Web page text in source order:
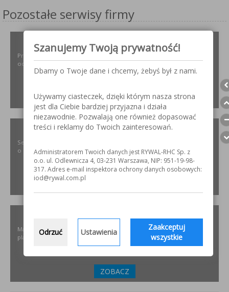
Pozostałe serwisy firmy
Projektowanie i dobór, montaż, serwis instalacji i urządzeń
odpylających dla różnych gałęzi przemysłu.
ZOBACZ
SZLIFOWANIE.INFO
Serwis internetowy poświęcony obróbce stali nierdzewnej. Wszystko
o materiałach, urządzeniach i technologiach.
Materiały i urządzenia do napawania i regeneracji. Układy
plastyfikujące oraz obróbka CNC.
ZOBACZ
Szanujemy Twoją prywatność!
Dbamy o Twoje dane i chcemy, żebyś był z nami.
Używamy ciasteczek, dzięki którym nasza strona
jest dla Ciebie bardziej przyjazna i działa
niezawodnie. Pozwalają one również dopasować
treści i reklamy do Twoich zainteresowań.
Administratorem Twoich danych jest RYWAL-RHC Sp. z
o.o. ul. Odlewnicza 4, 03-231 Warszawa, NIP: 951-19-98-
317. Adres e-mail inspektora ochrony danych osobowych:
iod@rywal.com.pl
Odrzuć Ustawienia
Zaakceptuj
wszystkie